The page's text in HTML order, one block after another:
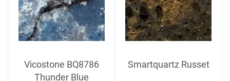
Vicostone BQ8786
Thunder Blue
Smartquartz Russet